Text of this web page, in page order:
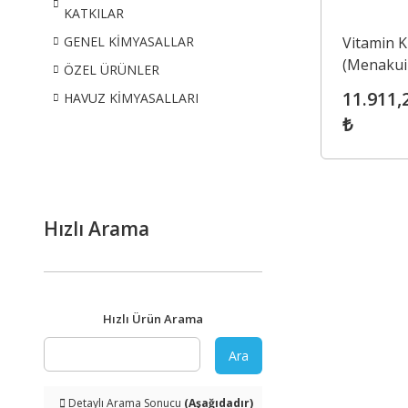
KATKILAR
GENEL KİMYASALLAR
ÖZEL ÜRÜNLER
HAVUZ KİMYASALLARI
Hızlı Arama
Hızlı Ürün Arama
Ara
Detaylı Arama Sonucu (Aşağıdadır)
Vitamin
₺